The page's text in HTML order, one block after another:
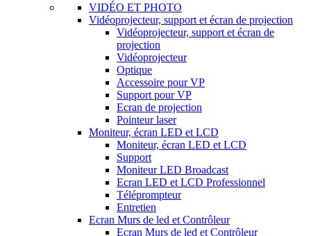
VIDÉO ET PHOTO
Vidéoprojecteur, support et écran de projection
Vidéoprojecteur, support et écran de
projection
Vidéoprojecteur
Optique
Accessoire pour VP
Support pour VP
Ecran de projection
Pointeur laser
Moniteur, écran LED et LCD
Moniteur, écran LED et LCD
Support
Moniteur LED Broadcast
Ecran LED et LCD Professionnel
Téléprompteur
Entretien
Ecran Murs de led et Contrôleur
Ecran Murs de led et Contrôleur